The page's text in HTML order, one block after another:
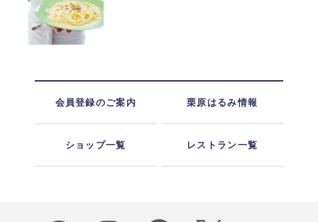
会員登録のご案内 栗原はるみ情報
ショップ一覧 レストラン一覧